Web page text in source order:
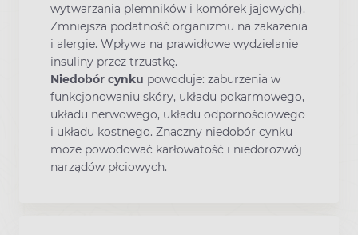
wytwarzania plemników i komórek jajowych).
Zmniejsza podatność organizmu na zakażenia
i alergie. Wpływa na prawidłowe wydzielanie
insuliny przez trzustkę.
Niedobór cynku powoduje: zaburzenia w
funkcjonowaniu skóry, układu pokarmowego,
układu nerwowego, układu odpornościowego
i układu kostnego. Znaczny niedobór cynku
może powodować karłowatość i niedorozwój
narządów płciowych.